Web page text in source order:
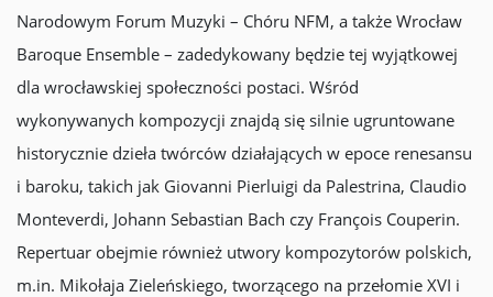
Narodowym Forum Muzyki – Chóru NFM, a także Wrocław
Baroque Ensemble – zadedykowany będzie tej wyjątkowej
dla wrocławskiej społeczności postaci. Wśród
wykonywanych kompozycji znajdą się silnie ugruntowane
historycznie dzieła twórców działających w epoce renesansu
i baroku, takich jak Giovanni Pierluigi da Palestrina, Claudio
Monteverdi, Johann Sebastian Bach czy François Couperin.
Repertuar obejmie również utwory kompozytorów polskich,
m.in. Mikołaja Zieleńskiego, tworzącego na przełomie XVI i